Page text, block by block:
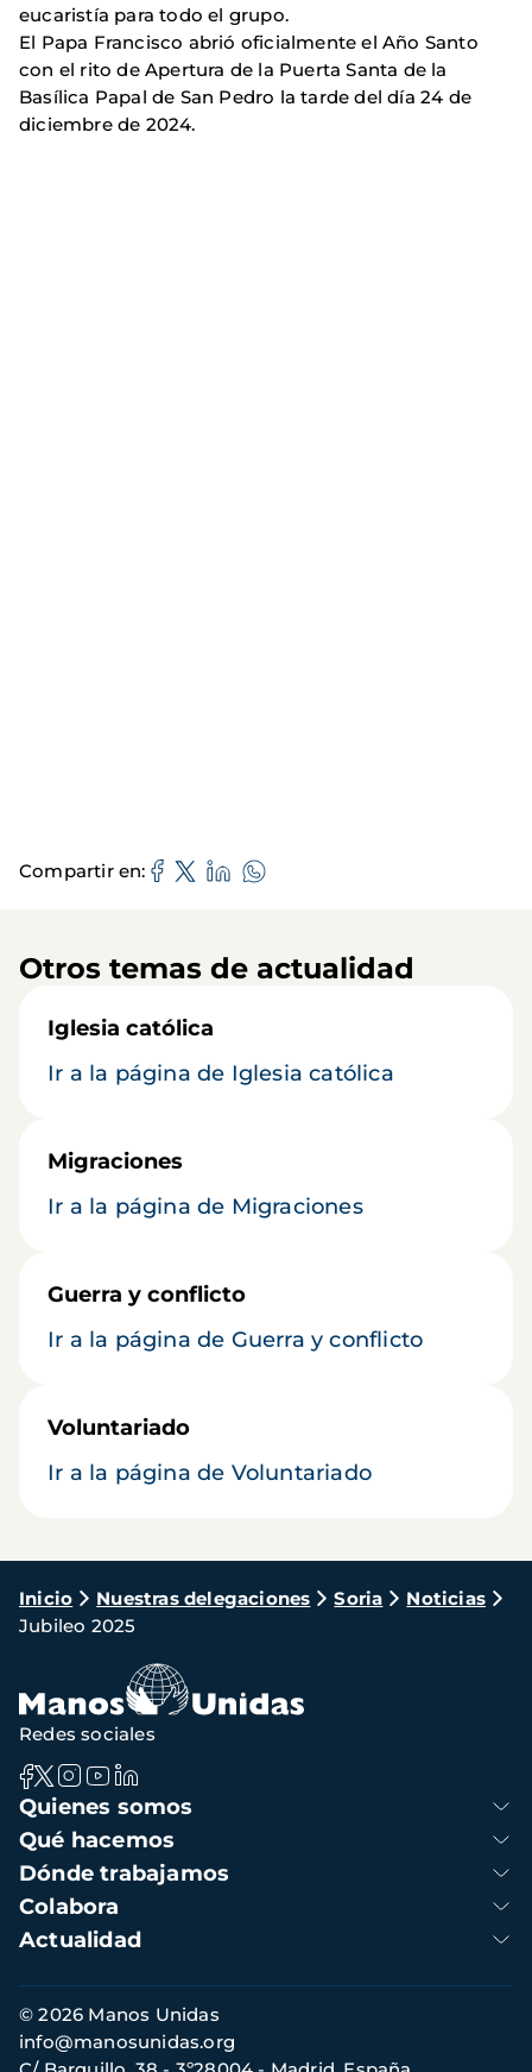
eucaristía para todo el grupo.
El Papa Francisco abrió oficialmente el Año Santo
con el rito de Apertura de la Puerta Santa de la
Basílica Papal de San Pedro la tarde del día 24 de
diciembre de 2024.
Compartir en
Otros temas de actualidad
Iglesia católica
Ir a la página de Iglesia católica
Migraciones
Ir a la página de Migraciones
Guerra y conflicto
Ir a la página de Guerra y conflicto
Voluntariado
Ir a la página de Voluntariado
Ruta
de
navegación
Inicio Nuestras delegaciones Soria
Noticias
Jubileo 2025
Navegación
principal
Quienes somos
Qué hacemos
Dónde trabajamos
Colabora
Actualidad
Redes sociales
Información
de
contacto
© 2026 Manos Unidas
info@manosunidas.org